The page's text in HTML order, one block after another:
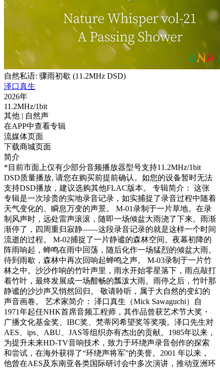
自然私语: 骤雨初歇 (11.2MHz DSD)
泽口真生
2026年
11.2MHz/1bit
其他 | 自然声
在APP中查看专辑
流媒体页面
下载商城页面
简介
*目前市面上仅有少部分音频播放器型号支持11.2MHz/1bit
DSD质量播放, 请您在购买前提前确认。如您的设备暂时无法
支持DSD播放，建议选购其他FLAC版本。 专辑简介： 这张
专辑是一次珍贵的实地录音记录，如实捕捉了录音过程中随着
天气变化的、瞬息万变的声景。 M-01录制于一片草地。在录
制风声时，远处雷声滚滚，随即一场倾盆大雨浇了下来。雨渐
渐停了，四周重归寂静——这段录音记录的就是这样一个时间
流逝的过程。 M-02捕捉了一片静谧的森林空间。夜幕初降的
阵雨响起，蝉鸣在雨中回荡，随后化作一场猛烈的倾盆大雨。
待到雨歇，森林中再次回响起蝉鸣之声。 M-03录制于一片竹
林之中。沙沙作响的竹叶声里，雨水开始零星落下，雨点敲打
着竹叶，最终发展成一场酣畅的瓢泼大雨。雨停之后，竹叶那
静谧的沙沙声又悄然回归。 敬请聆听，属于大自然的变幻的
声音画卷。 艺术家简介： 泽口真生（Mick Sawaguchi）自
1971年起任NHK首席音频工程师，其作品曾获艺术节大奖・
广播文化基金奖、IBC奖、梵蒂冈希望奖等奖项。泽口先生对
AES、ips、ABU、JAS等组织亦有杰出的贡献。1985年以来，
为提升未来HD-TV音响技术，致力于环绕声录音创作的探索
和尝试，在海外获得了“环绕声将军”的美誉。2001 年以来，
他曾在AES及东南亚各类国际研讨会中多次演讲，推动亚洲环